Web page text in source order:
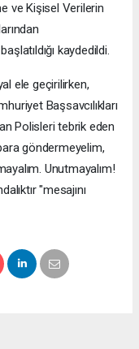
ve Kişisel Verilerin
kaydedildi.
ele geçirilirken,
Başsavcılıkları
Polisleri tebrik eden
göndermeyelim,
Unutmayalım!
"mesajını